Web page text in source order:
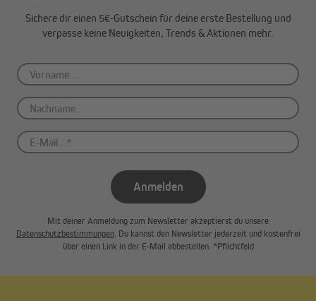
Verschmutzungen
Bitte verzichte auf aggressive Reinigungsmittel und
Hochdruckreiniger, um das Material zu schonen und die
Langlebigkeit deiner Markise zu gewährleisten.
Schaffe dir deinen persönlichen Wohlfühlort im Freien mit der
paramondo Kassettenmarkise Quadris - dein perfekter Begleiter
für entspannte Momente.
Sichere dir einen 5€-Gutschein für deine erste Bestellung und
verpasse keine Neuigkeiten, Trends & Aktionen mehr.
Anmelden
Mit deiner Anmeldung zum Newsletter akzeptierst du unsere
Datenschutzbestimmungen. Du kannst den Newsletter jederzeit und kostenfrei
über einen Link in der E-Mail abbestellen. *Pflichtfeld